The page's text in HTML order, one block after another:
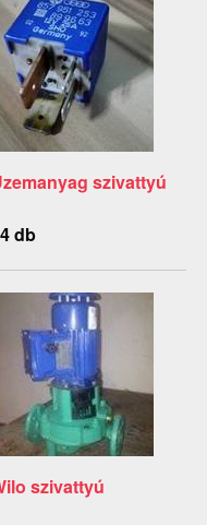
szivattyú
db
szivattyú